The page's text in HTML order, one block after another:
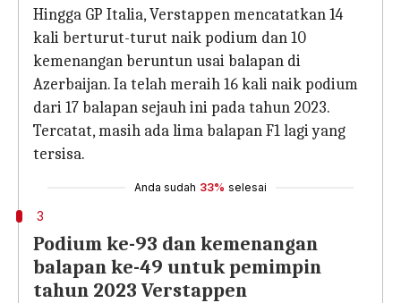
Hingga GP Italia, Verstappen mencatatkan 14
kali berturut-turut naik podium dan 10
kemenangan beruntun usai balapan di
Azerbaijan. Ia telah meraih 16 kali naik podium
dari 17 balapan sejauh ini pada tahun 2023.
Tercatat, masih ada lima balapan F1 lagi yang
tersisa.
Anda sudah 33% selesai
3
Podium ke-93 dan kemenangan
balapan ke-49 untuk pemimpin
tahun 2023 Verstappen